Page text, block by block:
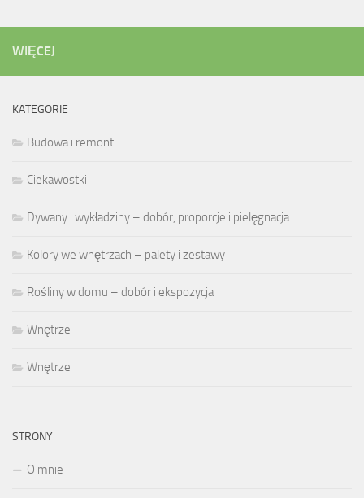
WIĘCEJ
KATEGORIE
Budowa i remont
Ciekawostki
Dywany i wykładziny – dobór, proporcje i pielęgnacja
Kolory we wnętrzach – palety i zestawy
Rośliny w domu – dobór i ekspozycja
Wnętrze
Wnętrze
STRONY
O mnie